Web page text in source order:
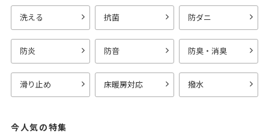
洗える 抗菌 防ダニ
防炎 防音 防臭・消臭
滑り止め 床暖房対応 撥水
今人気の特集